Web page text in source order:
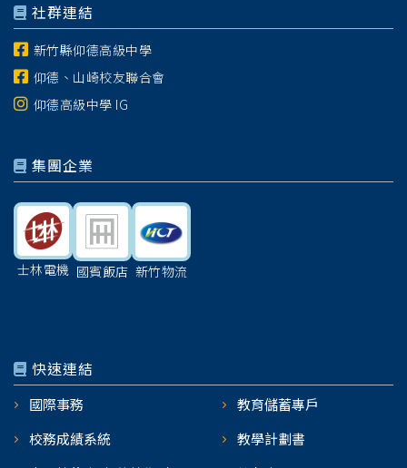
社群連結
新竹縣仰德高級中學
仰德、山崎校友聯合會
仰德高級中學 IG
集團企業
士林電機 國賓飯店 新竹物流
快速連結
國際事務
教育儲蓄專戶
校務成績系統
教學計劃書